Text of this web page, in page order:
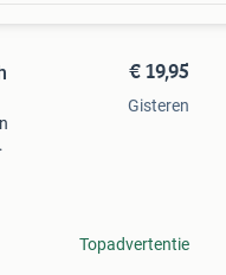
€ 19,95
Gisteren
Topadvertentie